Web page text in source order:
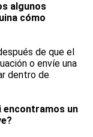
algunos
cómo
de que el
o envíe una
dentro de
encontramos un